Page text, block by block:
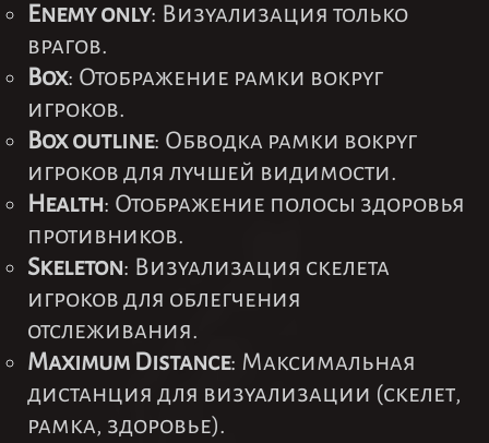
Enemy only: Визуализация только
врагов.
Box: Отображение рамки вокруг
игроков.
Box outline: Обводка рамки вокруг
игроков для лучшей видимости.
Health: Отображение полосы здоровья
противников.
Skeleton: Визуализация скелета
игроков для облегчения
отслеживания.
Maximum Distance: Максимальная
дистанция для визуализации (скелет,
рамка, здоровье).